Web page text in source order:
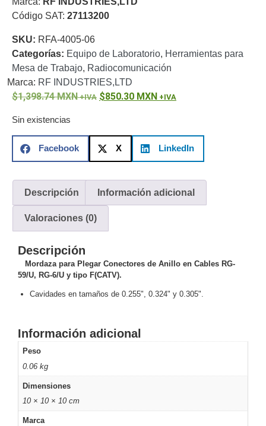
o
de
VideoTransceptores
de Video
Cables y
Conectores
a
RCAAudio
y
Coaxial y
Conectores
Cables
Armados -
CoaxialCategoría
ÓpticaPara
Alimentación
y
ElectricidadRG59
/ DVI /
Cámaras
IP y NVRs
Ambientes
Salinos
(Anticorrosión)
Código SAT: 27113200
SKU: RFA-4005-06
Categorías: Equipo de Laboratorio, Herramientas para
Mesa de Trabajo, Radiocomunicación
Marca: RF INDUSTRIES,LTD
1,398.74MXN 850.30 MXN
Sin existencias
Facebook X LinkedIn
Descripción Información adicional
Valoraciones (0)
Descripción
Mordaza para Plegar Conectores de Anillo en Cables RG-
59/U, RG-6/U y tipo F(CATV).
Cavidades en tamaños de 0.255", 0.324" y 0.305".
Información adicional
Peso
0.06 kg
Dimensiones
10 × 10 × 10 cm
Marca